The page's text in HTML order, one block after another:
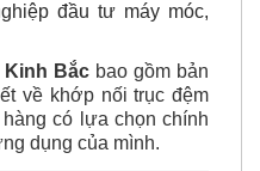
đầu tư máy móc,
Bắc bao gồm bản
về khớp nối trục đệm
có lựa chọn chính
dụng của mình.